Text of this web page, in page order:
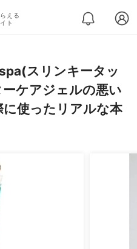
える
ト
スリンキータッ
ケアジェルの悪い
に使ったリアルな本